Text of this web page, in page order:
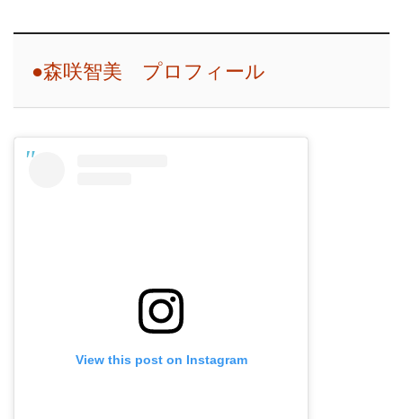
●森咲智美 プロフィール
View this post on Instagram